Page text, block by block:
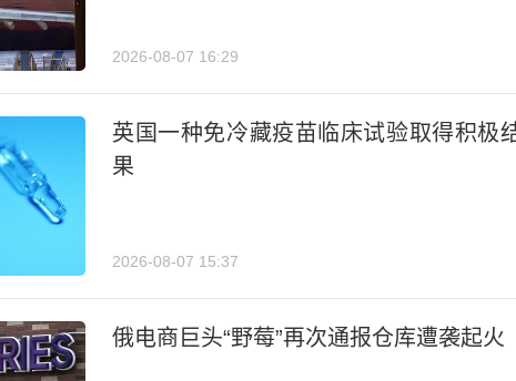
2026-08-07 16:29
英国一种免冷藏疫苗临床试验取得积极
果
2026-08-07 15:37
俄电商巨头“野莓”再次通报仓库遭袭起火